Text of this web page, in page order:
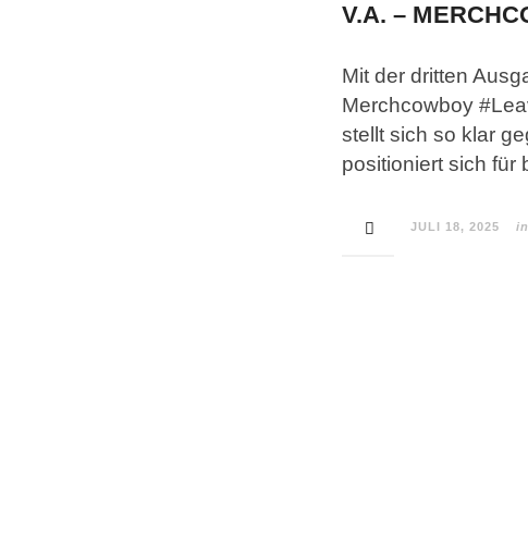
V.A. –
Mit der dritten
Merchcowboy
stellt sich so klar
positioniert sich für
JULI 18, 2025 in